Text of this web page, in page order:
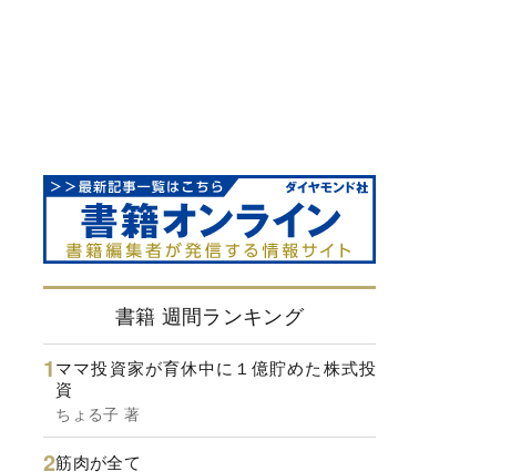
書籍 週間ランキング
ママ投資家が育休中に１億貯めた株式投
資
ちょる子 著
筋肉が全て